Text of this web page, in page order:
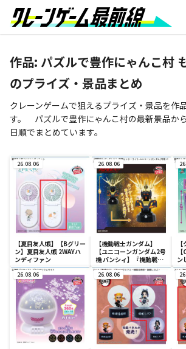
作品: パズルで豊作にゃんこ村
のプライズ・景品まとめ
クレーンゲームで狙えるプライズ・景品を作
す。 パズルで豊作にゃんこ村の最新景品か
日順でまとめています。
26.08.06
【夏目友人帳】【Bグリー
ン】夏目友人帳 2WAYハ
ンディファン
26.08.06
【機動戦士ガンダム】
【ユニコーンガンダム2号
機 バンシィ】『機動戦士
ガンダムUC』 胸像センサ
ーライト-ユニコーンガン
ダム2号機 バンシィ（デ
ストロイモード）-
ン
オ
26.08.06 26.08.06